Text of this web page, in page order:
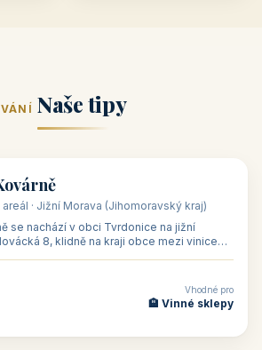
Naše tipy
· Jižní Morava (Jihomoravský kraj)
se nachází v obci Tvrdonice na jižní
8, klidně na kraji obce mezi vinicemi,
Vhodné pro
🏨 Vinné sklepy